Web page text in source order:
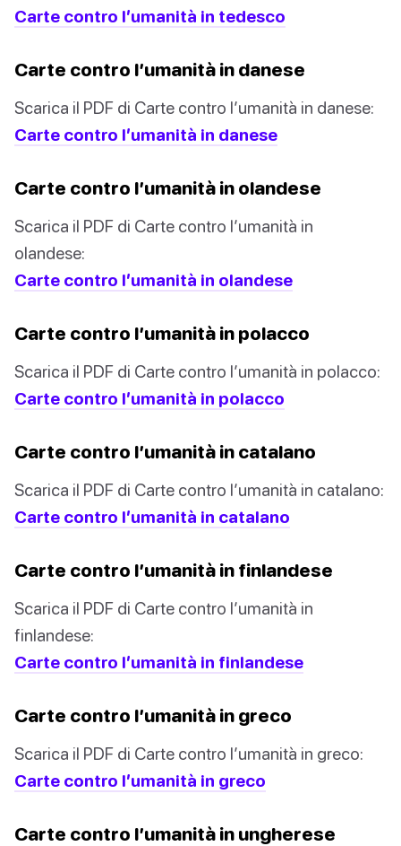
Carte contro l’umanità in tedesco
Carte contro l’umanità in danese
Scarica il PDF di Carte contro l’umanità in danese:
Carte contro l’umanità in danese
Carte contro l’umanità in olandese
Scarica il PDF di Carte contro l’umanità in
olandese:
Carte contro l’umanità in olandese
Carte contro l’umanità in polacco
Scarica il PDF di Carte contro l’umanità in polacco:
Carte contro l’umanità in polacco
Carte contro l’umanità in catalano
Scarica il PDF di Carte contro l’umanità in catalano:
Carte contro l’umanità in catalano
Carte contro l’umanità in finlandese
Scarica il PDF di Carte contro l’umanità in
finlandese:
Carte contro l’umanità in finlandese
Carte contro l’umanità in greco
Scarica il PDF di Carte contro l’umanità in greco:
Carte contro l’umanità in greco
Carte contro l’umanità in ungherese